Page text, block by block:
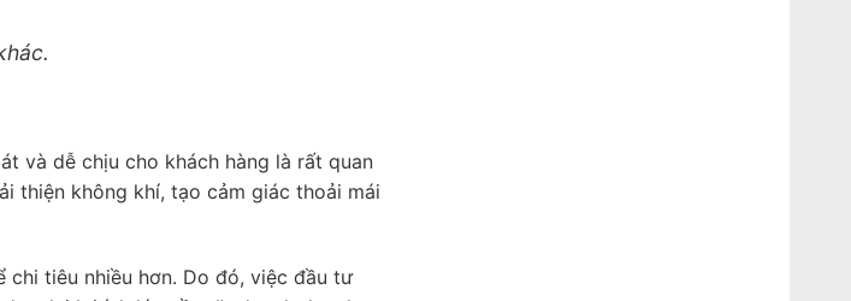
và dễ chịu cho khách hàng là rất quan
thiện không khí, tạo cảm giác thoải mái
chi tiêu nhiều hơn. Do đó, việc đầu tư